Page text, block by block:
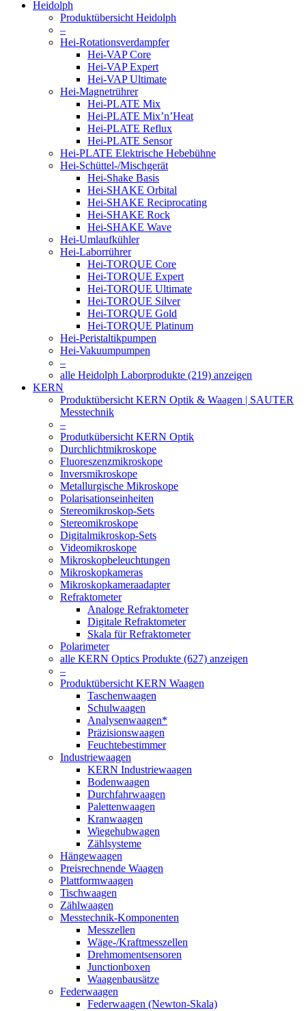
Heidolph
Produktübersicht Heidolph
–
Hei-Rotationsverdampfer
Hei-VAP Core
Hei-VAP Expert
Hei-VAP Ultimate
Hei-Magnetrührer
Hei-PLATE Mix
Hei-PLATE Mix’n’Heat
Hei-PLATE Reflux
Hei-PLATE Sensor
Hei-PLATE Elektrische Hebebühne
Hei-Schüttel-/Mischgerät
Hei-Shake Basis
Hei-SHAKE Orbital
Hei-SHAKE Reciprocating
Hei-SHAKE Rock
Hei-SHAKE Wave
Hei-Umlaufkühler
Hei-Laborrührer
Hei-TORQUE Core
Hei-TORQUE Expert
Hei-TORQUE Ultimate
Hei-TORQUE Silver
Hei-TORQUE Gold
Hei-TORQUE Platinum
Hei-Peristaltikpumpen
Hei-Vakuumpumpen
–
alle Heidolph Laborprodukte (219) anzeigen
KERN
Produktübersicht KERN Optik & Waagen | SAUTER
Messtechnik
–
Produtkübersicht KERN Optik
Durchlichtmikroskope
Fluoreszenzmikroskope
Inversmikroskope
Metallurgische Mikroskope
Polarisationseinheiten
Stereomikroskop-Sets
Stereomikroskope
Digitalmikroskop-Sets
Videomikroskope
Mikroskopbeleuchtungen
Mikroskopkameras
Mikroskopkameraadapter
Refraktometer
Analoge Refraktometer
Digitale Refraktometer
Skala für Refraktometer
Polarimeter
alle KERN Optics Produkte (627) anzeigen
–
Produktübersicht KERN Waagen
Taschenwaagen
Schulwaagen
Analysenwaagen*
Präzisionswaagen
Feuchtebestimmer
Industriewaagen
KERN Industriewaagen
Bodenwaagen
Durchfahrwaagen
Palettenwaagen
Kranwaagen
Wiegehubwagen
Zählsysteme
Hängewaagen
Preisrechnende Waagen
Plattformwaagen
Tischwaagen
Zählwaagen
Messtechnik-Komponenten
Messzellen
Wäge-/Kraftmesszellen
Drehmomentsensoren
Junctionboxen
Waagenbausätze
Federwaagen
Federwaagen (Newton-Skala)